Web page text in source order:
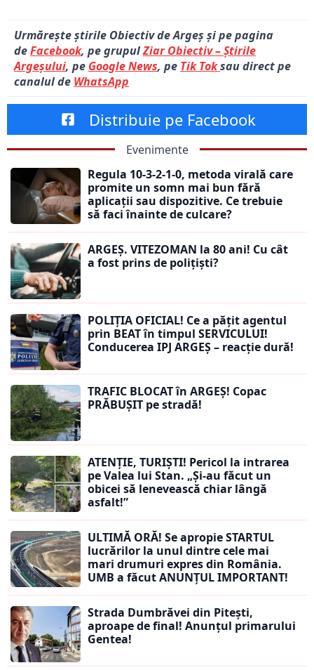
Urmărește știrile Obiectiv de Argeș și pe pagina
deFacebook, pe grupulZiar Obiectiv – Știrile
Argeșului, pe Google News, pe Tik Toksau direct pe
canalul de WhatsApp
Distribuie pe Facebook
Evenimente
Regula 10-3-2-1-0, metoda virală care
promite un somn mai bun fără
aplicații sau dispozitive. Ce trebuie
să faci înainte de culcare?
ARGEȘ. VITEZOMAN la 80 ani! Cu cât
a fost prins de polițiști?
POLIȚIA OFICIAL! Ce a pățit agentul
prin BEAT în timpul SERVICULUI!
Conducerea IPJ ARGEȘ – reacție dură!
TRAFIC BLOCAT în ARGEȘ! Copac
PRĂBUȘIT pe stradă!
ATENȚIE, TURIȘTI! Pericol la intrarea
pe Valea lui Stan. „Și-au făcut un
obicei să lenevească chiar lângă
asfalt!”
ULTIMĂ ORĂ! Se apropie STARTUL
lucrărilor la unul dintre cele mai
mari drumuri expres din România.
UMB a făcut ANUNȚUL IMPORTANT!
Strada Dumbrăvei din Pitești,
aproape de final! Anunțul primarului
Gentea!